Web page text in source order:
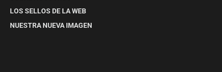
LOS SELLOS DE LA WEB
NUESTRA NUEVA IMAGEN